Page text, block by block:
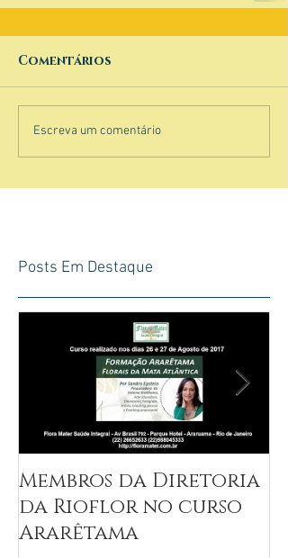
Comentários
Escreva um comentário
Posts Em Destaque
Membros da Diretoria
da Rioflor no curso
Ararêtama